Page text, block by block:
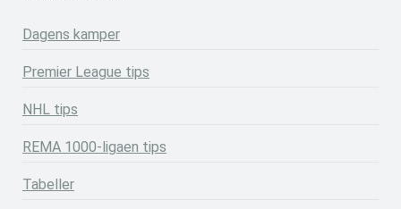
Dagens kamper
Premier League tips
NHL tips
REMA 1000-ligaen tips
Tabeller